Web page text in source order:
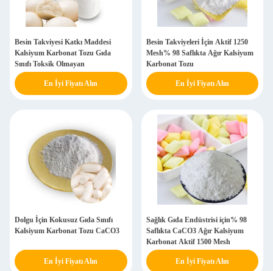
Besin Takviyesi Katkı Maddesi
Kalsiyum Karbonat Tozu Gıda
Sınıfı Toksik Olmayan
En İyi Fiyatı Alın
Besin Takviyeleri İçin Aktif 1250
Mesh% 98 Saflıkta Ağır Kalsiyum
Karbonat Tozu
En İyi Fiyatı Alın
Dolgu İçin Kokusuz Gıda Sınıfı
Kalsiyum Karbonat Tozu CaCO3
En İyi Fiyatı Alın
Sağlık Gıda Endüstrisi için% 98
Saflıkta CaCO3 Ağır Kalsiyum
Karbonat Aktif 1500 Mesh
En İyi Fiyatı Alın